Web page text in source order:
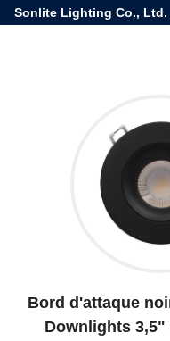
Sonlite Lighting Co., Ltd.
Bord d'attaque
Downlights 3,5"